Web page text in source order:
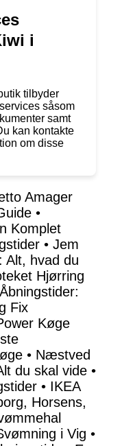
i
tilbyder
såsom
samt
kan kontakte
om disse
Amager
•
Komplet
• Jem
Alt, hvad du
Hjørring
Fix
Køge
• Næstved
du skal vide •
• IKEA
Horsens,
i Vig •